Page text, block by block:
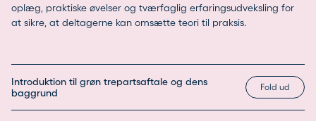
oplæg, praktiske øvelser og tværfaglig erfaringsudveksling for
at sikre, at deltagerne kan omsætte teori til praksis.
Introduktion til grøn trepartsaftale og dens
baggrund